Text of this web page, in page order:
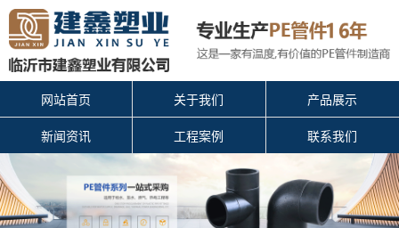
网站首页 关于我们 产品展示
新闻资讯 工程案例 联系我们